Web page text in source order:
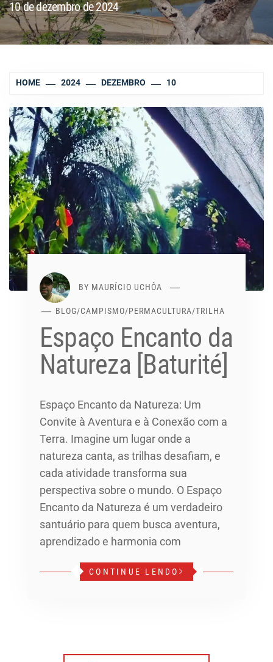
10 de dezembro de 2024
HOME 2024 DEZEMBRO 10
BY MAURÍCIO UCHÔA
BLOG/CAMPISMO/PERMACULTURA/TRILHA
Espaço Encanto da
Natureza [Baturité]
Espaço Encanto da Natureza: Um
Convite à Aventura e à Conexão com a
Terra. Imagine um lugar onde a
natureza canta, as trilhas desafiam, e
cada atividade transforma sua
perspectiva sobre o mundo. O Espaço
Encanto da Natureza é um verdadeiro
santuário para quem busca aventura,
aprendizado e harmonia com
CONTINUE LENDO